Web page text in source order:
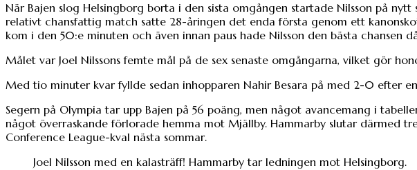
När Bajen slog Helsingborg borta i den sista omgången startade Nilsson på
relativt chansfattig match satte 28-åringen det enda första genom ett
kom i den 50:e minuten och även innan paus hade Nilsson den bästa chansen
Målet var Joel Nilssons femte mål på de sex senaste omgångarna, vilket gör
Med tio minuter kvar fyllde sedan inhopparen Nahir Besara på med 2-0 efter
Segern på Olympia tar upp Bajen på 56 poäng, men något avancemang i
något överraskande förlorade hemma mot Mjällby. Hammarby slutar därmed
Conference League-kval nästa sommar.
Joel Nilsson med en kalasträff! Hammarby tar ledningen mot Helsingborg.